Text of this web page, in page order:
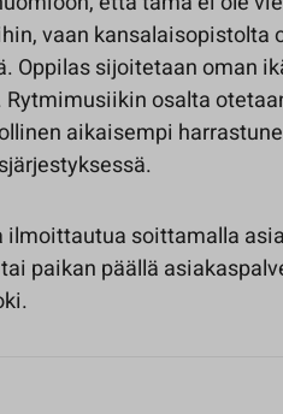
vaan kansalaisopistolta
Oppilas sijoitetaan oman
Rytmimusiikin osalta
aikaisempi
ilmoittautua soittamalla
paikan päällä